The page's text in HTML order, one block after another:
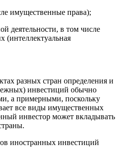
имущественные права);
деятельности, в том числе
(интеллектуальная
разных стран определения и
инвестиций обычно
а примерными, поскольку
все виды имущественных
инвестор может вкладывать
иностранных инвестиций